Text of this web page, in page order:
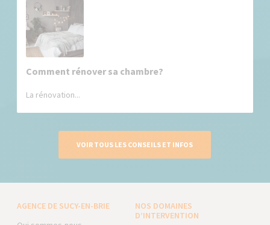
Comment rénover sa chambre?
La rénovation...
VOIR TOUS LES CONSEILS ET INFOS
AGENCE DE SUCY-EN-BRIE
NOS DOMAINES
D’INTERVENTION